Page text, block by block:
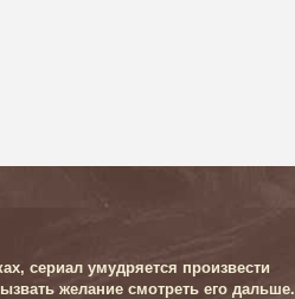
сериал умудряется произвести
желание смотреть его дальше.